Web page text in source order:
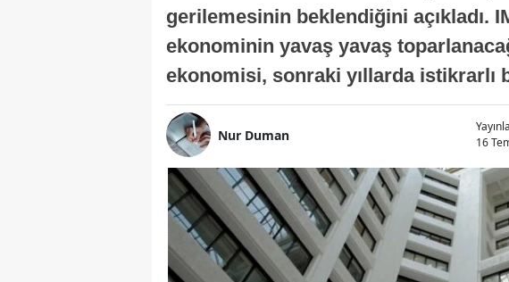
gerilemesinin beklendiğini açıkladı.
ekonominin yavaş yavaş
ekonomisi, sonraki yıllarda
Nur Duman
16